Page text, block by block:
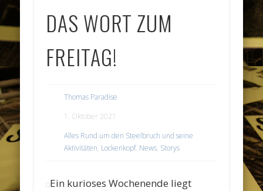
DAS WORT ZUM
FREITAG!
Thomas Paradise
1. Oktober 2021
Alles Rund um den Steelbruch und seine
Aktivitäten, Lockenkopf, News, Storys
Ein kurioses Wochenende liegt